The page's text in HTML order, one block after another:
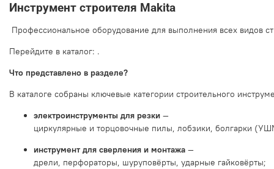
Инструмент строителя Makita
Профессиональное оборудование для выполнения всех видов
Перейдите в каталог: .
Что представлено в разделе?
В каталоге собраны ключевые категории строительного
электроинструменты для резки —
циркулярные и торцовочные пилы, лобзики, болгарки
инструмент для сверления и монтажа —
дрели, перфораторы, шуруповёрты, ударные гайковёрты;